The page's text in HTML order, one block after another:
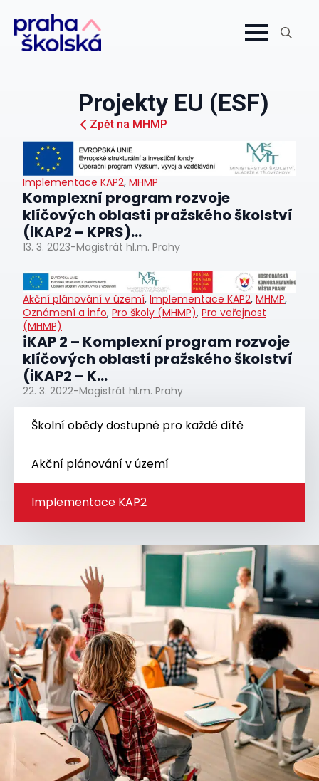
Projekty EU (ESF)
Zpět na MHMP
Implementace KAP2, MHMP
Komplexní program rozvoje
klíčových oblastí pražského školství
(iKAP2 – KPRS)...
13. 3. 2023-Magistrát hl.m. Prahy
Akční plánování v území, Implementace KAP2, MHMP,
Oznámení a info, Pro školy (MHMP), Pro veřejnost
(MHMP)
iKAP 2 – Komplexní program rozvoje
klíčových oblastí pražského školství
(iKAP2 – K...
22. 3. 2022-Magistrát hl.m. Prahy
Školní obědy dostupné pro každé dítě
Akční plánování v území
Implementace KAP2